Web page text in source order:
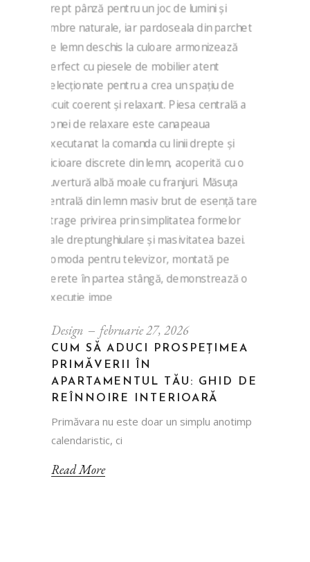
Design februarie 27, 2026
CUM SĂ ADUCI PROSPEȚIMEA
PRIMĂVERII ÎN
APARTAMENTUL TĂU: GHID DE
REÎNNOIRE INTERIOARĂ
Primăvara nu este doar un simplu anotimp
calendaristic, ci
Read More